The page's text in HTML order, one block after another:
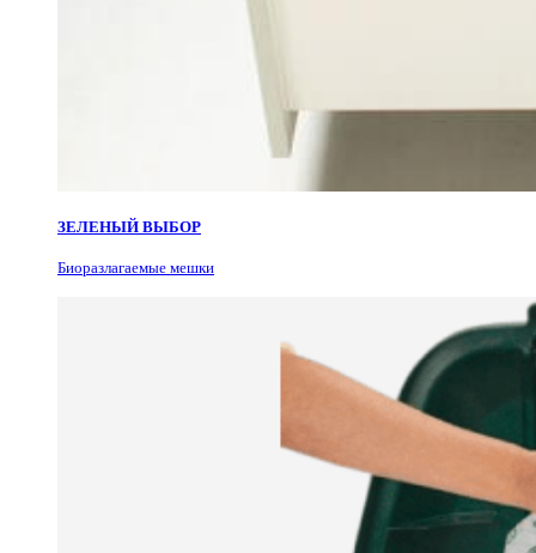
ЗЕЛЕНЫЙ ВЫБОР
Биоразлагаемые мешки